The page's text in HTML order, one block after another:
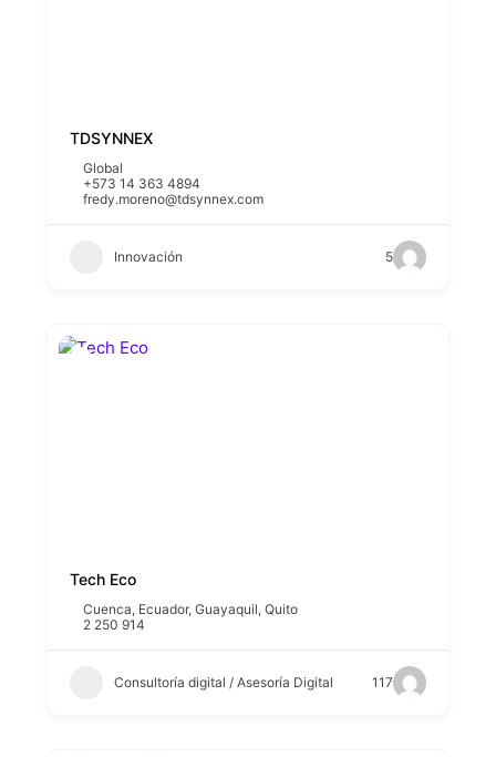
TDSYNNEX
Global
+573 14 363 4894
fredy.moreno@tdsynnex.com
Innovación 5
Tech Eco
Cuenca, Ecuador,Guayaquil,Quito
2 250 914
Consultoría digital / Asesoría Digital 117